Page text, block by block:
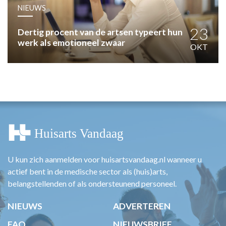
PRAKTIJKZAKEN
TARIEVEN
VPHUISARTSEN
MEDISCHE VAKHANDEL
NIEUWS
Dertig procent van de artsen typeert hun
werk als emotioneel zwaar
23
OKT
U kun zich aanmelden voor huisartsvandaag.nl wanneer u
actief bent in de medische sector als (huis)arts,
belangstellenden of als ondersteunend personeel.
NIEUWS
ADVERTEREN